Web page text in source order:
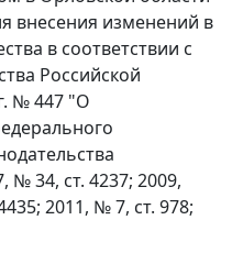
внесения изменений в
в соответствии с
Российской
№ 447 "О
№ 34, ст. 4237; 2009,
2011, № 7, ст. 978;